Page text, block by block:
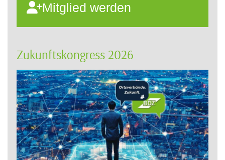
Mitglied werden
Zukunftskongress 2026